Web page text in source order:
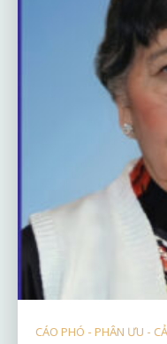
CÁO PHÓ - PHÂN ƯU -